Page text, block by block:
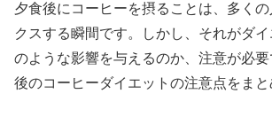
夕食後にコーヒーを摂ることは、多く
クスする瞬間です。しかし、それがダ
のような影響を与えるのか、注意が必
後のコーヒーダイエットの注意点をまと